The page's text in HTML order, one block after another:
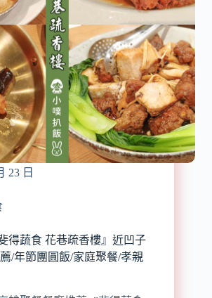
23 日
得蔬食 花巷疏香樓』近凹子
/年節團圓飯/家庭聚餐/孝親